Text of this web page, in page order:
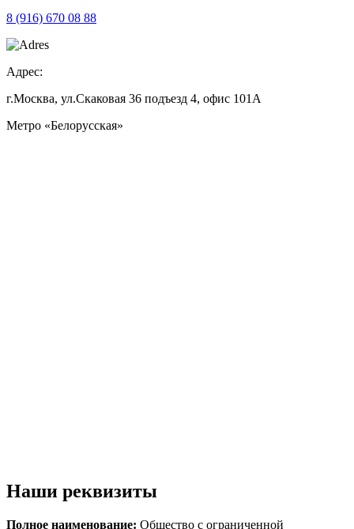
8 (916) 670 08 88
Адрес:
г.Москва, ул.Скаковая 36 подъезд 4, офис 101А
Метро «Белорусская»
Наши реквизиты
Полное наименование: Общество с ограниченной